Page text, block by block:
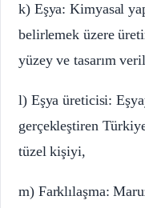
k) Eşya: Kimyasal
belirlemek üzere
yüzey ve tasarım
l) Eşya üreticisi:
gerçekleştiren
tüzel kişiyi,
m) Farklılaşma: